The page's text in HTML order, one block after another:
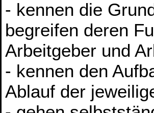
- kennen die
begreifen deren
Arbeitgeber und
- kennen den
Ablauf der